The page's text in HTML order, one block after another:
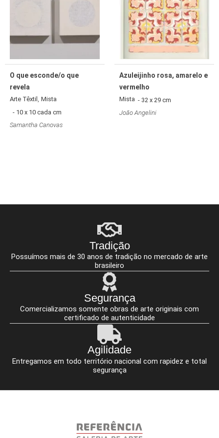
O que esconde/o que
revela
Arte Têxtil , Mista
- 10 x 10 cada cm
Samantha Canovas
Azuleijinho rosa, amarelo e
vermelho
Mista - 32 x 29 cm
João Angelini
Tradição
Possuímos mais de 30 anos de tradição no mercado de arte
brasileiro
Segurança
Comercializamos somente obras de arte originais com
certificado de autenticidade
Agilidade
Entregamos em todo território nacional com rapidez e total
segurança